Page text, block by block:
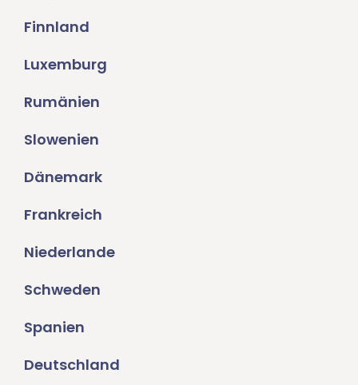
Finnland
Luxemburg
Rumänien
Slowenien
Dänemark
Frankreich
Niederlande
Schweden
Spanien
Deutschland